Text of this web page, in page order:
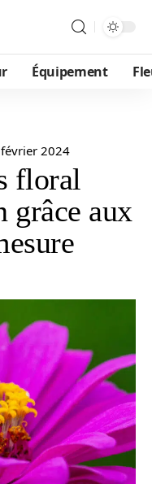
Équipement
2024
floral
grâce aux